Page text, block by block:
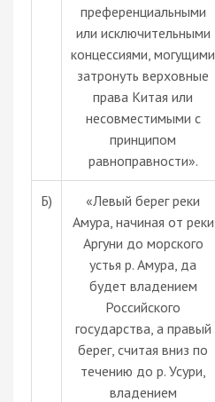
преференциальными
или исключительными
концессиями, могущими
затронуть верховные
права Китая или
несовместимыми с
принципом
равноправности».
Б)
«Левый берег реки
Амура, начиная от реки
Аргуни до морского
устья р. Амура, да
будет владением
Российского
государства, а правый
берег, считая вниз по
течению до р. Усури,
владением